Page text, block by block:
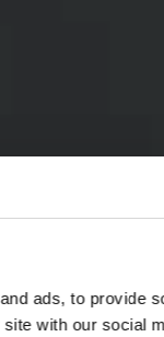
ads, to provide
with our social